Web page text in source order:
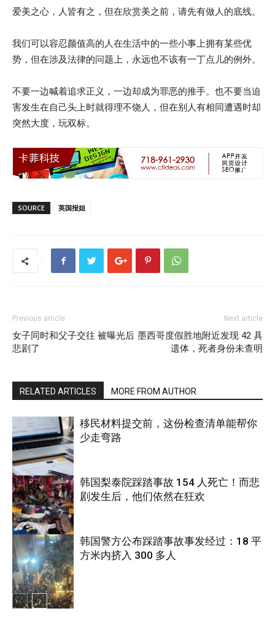
爱美之心，人皆有之，但在欣赏美之前，请先有做人的底线。
我们可以容忍颜值高的人在生活中的一些小事上拥有某些优
势，但在涉及法律的问题上，永远也不该有一丁点儿的例外。
不要一边喊着追求正义，一边却成为罪恶的推手。也不要当迫
害发生在自己头上时就得理不饶人，但在别人有相同遭遇时却
突然大度，玩双标。
SOURCE 英国报姐
Previous article
女子同时和父子交往 被曝光后
悲剧了
Next article
墨西哥度假胜地附近发现 42 具
遗体，死者身份未查明
RELATED ARTICLES MORE FROM AUTHOR
国际
移民材料提交前，这份检查清单能帮你
少走弯路
国际
韩国梨泰院踩踏事故 154 人死亡！而悲
剧发生后，他们依然在狂欢
韩国警方公布踩踏事故事发经过：18 平
方米内挤入 300 多人